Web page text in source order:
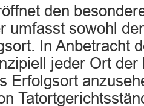
den
umfasst sowohl
In Anbetracht
jeder Ort
Erfolgsort